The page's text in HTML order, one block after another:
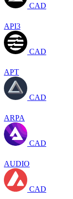
CAD
API3
CAD
APT
CAD
ARPA
CAD
AUDIO
CAD